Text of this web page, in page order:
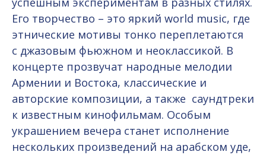
Его творчество – это яркий world music, где
этнические мотивы тонко переплетаются
с джазовым фьюжном и неоклассикой. В
концерте прозвучат народные мелодии
Армении и Востока, классические и
авторские композиции, а также саундтреки
к известным кинофильмам. Особым
украшением вечера станет исполнение
нескольких произведений на арабском уде,